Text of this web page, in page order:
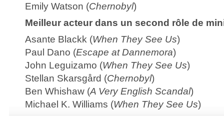
Emily Watson (Chernobyl)
Meilleur acteur dans un second rôle de
Asante Blackk (When They See Us)
Paul Dano (Escape at Dannemora)
John Leguizamo (When They See Us)
Stellan Skarsgård (Chernobyl)
Ben Whishaw (A Very English Scandal)
Michael K. Williams (When They See Us)